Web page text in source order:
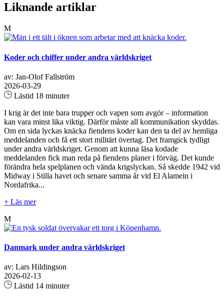
Liknande artiklar
M
Koder och chiffer under andra världskriget
av: Jan-Olof Fallström
2026-03-29
Lästid 18 minuter
I krig är det inte bara trupper och vapen som avgör – information
kan vara minst lika viktig. Därför måste all kommunikation skyddas.
Om en sida lyckas knäcka fiendens koder kan den ta del av hemliga
meddelanden och få ett stort militärt övertag. Det framgick tydligt
under andra världskriget. Genom att kunna läsa kodade
meddelanden fick man reda på fiendens planer i förväg. Det kunde
förändra hela spelplanen och vända krigslyckan. Så skedde 1942 vid
Midway i Stilla havet och senare samma år vid El Alamein i
Nordafrika...
+ Läs mer
M
Danmark under andra världskriget
av: Lars Hildingson
2026-02-13
Lästid 14 minuter